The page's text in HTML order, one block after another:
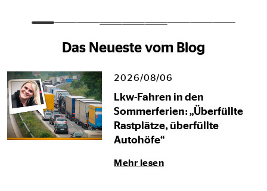
Das Neueste vom Blog
2026/08/06
Lkw-Fahren in den
Sommerferien: „Überfüllte
Rastplätze, überfüllte
Autohöfe“
Mehr lesen